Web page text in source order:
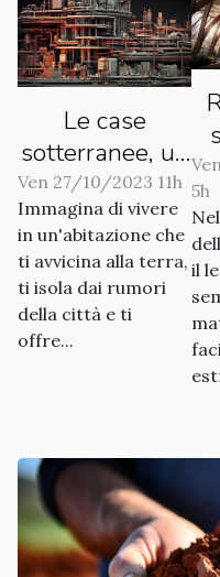
Le case
sotterranee, un
nuovo trend
nell'architettura
Ven 27/10/2023 11h
Immagina di vivere
in un'abitazione che
ti avvicina alla terra,
ti isola dai rumori
della città e ti
offre...
5h
il